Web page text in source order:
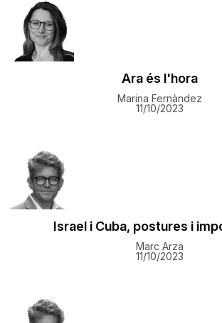
Ara és l'hora
Marina Fernàndez
11/10/2023
Israel i Cuba, postures i
Marc Arza
11/10/2023